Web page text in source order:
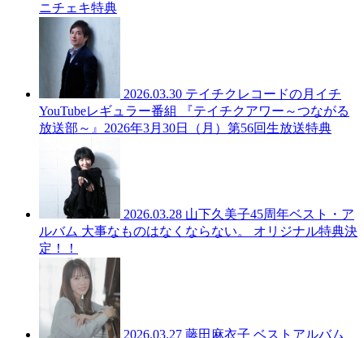
ニチェキ特典
2026.03.30 テイチクレコードの月イチ
YouTubeレギュラー番組 『テイチクアワー～つながる
放送部～』2026年3月30日（月）第56回生放送特典
2026.03.28 山下久美子45周年ベスト・ア
ルバム 大事なものはなくならない。 オリジナル特典決
定！！
2026.03.27 藤田麻衣子 ベストアルバム